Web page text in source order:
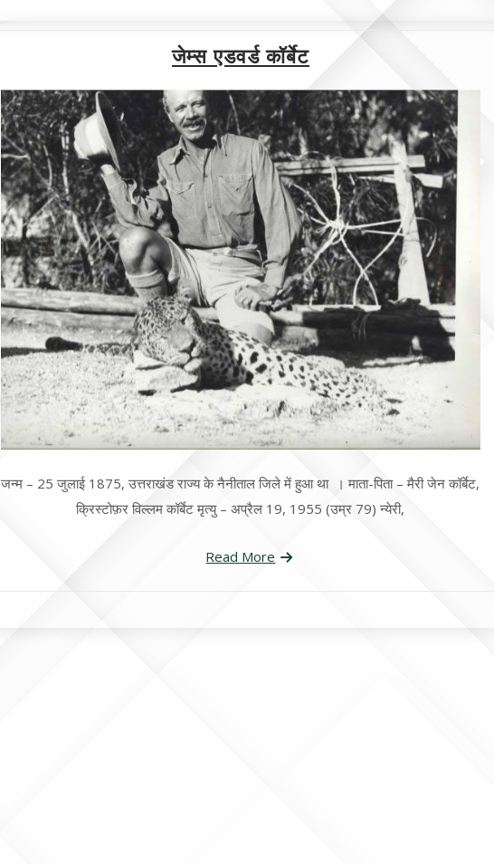
जेम्स एडवर्ड कॉर्बेट
जन्म – 25 जुलाई 1875, उत्तराखंड राज्य के नैनीताल जिले में हुआ था । माता-पिता – मैरी जेन कॉर्बेट,
क्रिस्टोफ़र विल्लम कॉर्बेट मृत्यु – अप्रैल 19, 1955 (उम्र 79) न्येरी,
Read More